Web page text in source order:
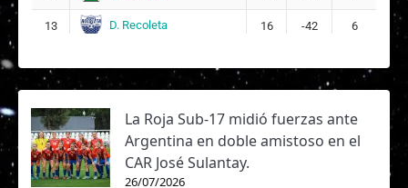
13 D. Recoleta 16 -42 6
La Roja Sub-17 midió fuerzas ante
Argentina en doble amistoso en el
CAR José Sulantay.
26/07/2026